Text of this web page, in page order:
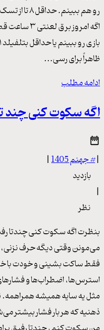
رو هم
اگه امروز
ظاهراً برای رسی...
ادامه مطلب
اگه سکوت کنی چند
|
#جهنم 1405
|
بازدید
|
نظر
بنظرت اگه سکوت کنی چندتا
می‌مونن وقتی دیگه حرف
فقط ساکت بشینی و خودت با
استرس‌ها، اضطراب‌ها و
مثل یه سایه همیشه
ذهنیه که هر بار فشار بیشتر